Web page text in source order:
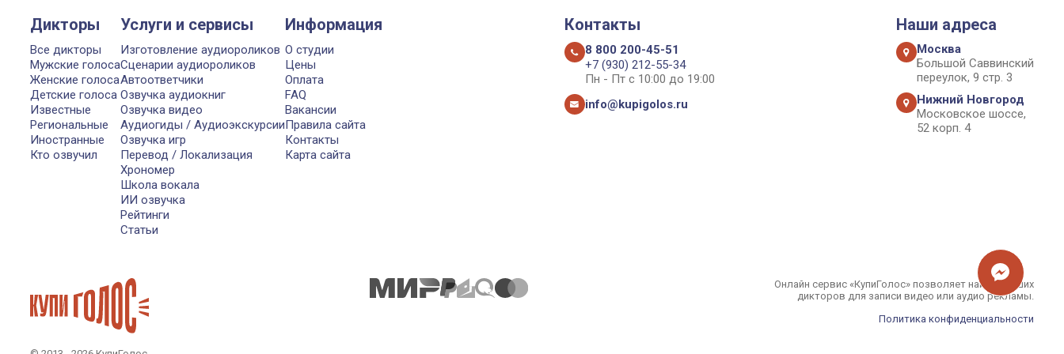
Дикторы
Все дикторы
Мужские голоса
Женские голоса
Детские голоса
Известные
Региональные
Иностранные
Кто озвучил
Услуги и сервисы
Изготовление аудиороликов
Сценарии аудиороликов
Автоответчики
Озвучка аудиокниг
Озвучка видео
Аудиогиды / Аудиоэкскурсии
Озвучка игр
Перевод / Локализация
Хрономер
Школа вокала
ИИ озвучка
Рейтинги
Статьи
Информация
О студии
Цены
Оплата
FAQ
Вакансии
Правила сайта
Контакты
Карта сайта
Контакты
8 800 200-45-51
+7 (930) 212-55-34
Пн - Пт с 10:00 до 19:00
info@kupigolos.ru
Наши адреса
Москва
Большой Саввинский
переулок, 9 стр. 3
Нижний Новгород
Московское шоссе,
52 корп. 4
Онлайн сервис «КупиГолос» позволяет найти лучших
дикторов для записи видео или аудио рекламы.
Политика конфиденциальности